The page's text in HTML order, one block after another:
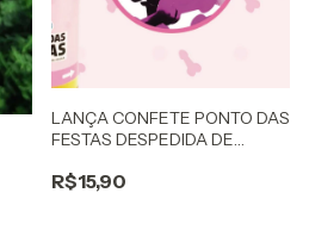
LANÇA CONFETE PONTO DAS
FESTAS DESPEDIDA DE
R$15,90